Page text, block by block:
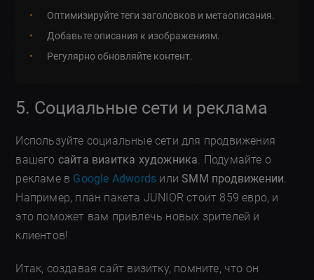
Оптимизируйте теги заголовков и метаописания.
Добавьте описания к изображениям.
Регулярно обновляйте контент.
5. Социальные сети и реклама
Используйте социальные сети для продвижения
вашего сайта визитка художника . Подумайте о
рекламе в Google Adwords или SMM продвижении
Например, план пакета JUNIOR стоит 859 евро, и
это поможет вам привлечь новых зрителей и
клиентов!
Итак, создавая сайт визитку, помните, что он